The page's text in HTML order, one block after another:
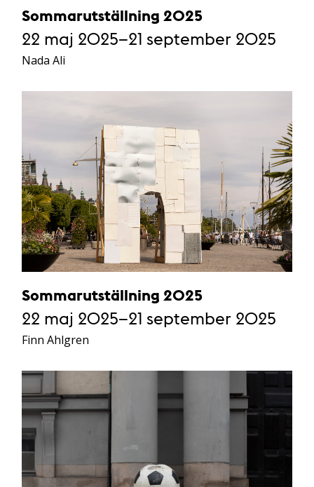
Sommarutställning 2025
22 maj 2025–21 september 2025
Nada Ali
Sommarutställning 2025
22 maj 2025–21 september 2025
Finn Ahlgren